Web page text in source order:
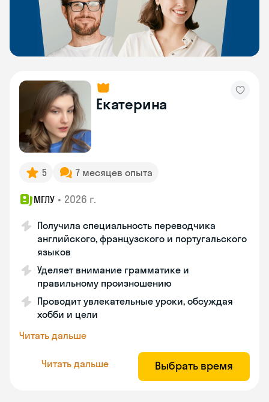
Екатерина
5 7 месяцев опыта
МГЛУ • 2026 г.
Получила специальность переводчика
английского, французского и португальского
языков
Уделяет внимание грамматике и
правильному произношению
Проводит увлекательные уроки, обсуждая
хобби и цели
Читать дальше
Читать дальше Выбрать время